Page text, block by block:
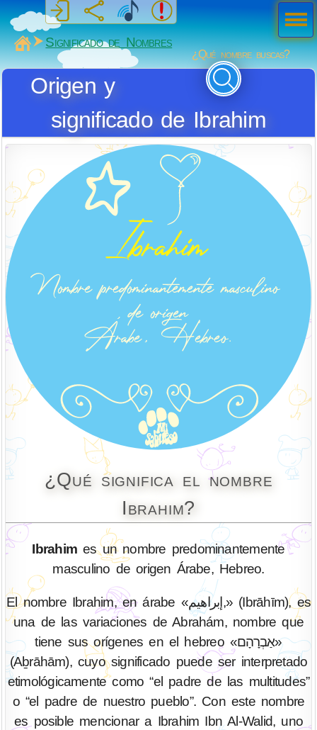
MiSabueso
Significado de Nombres
¿Qué nombre buscas?
Origen y
significado de Ibrahim
¿Qué significa el nombre
Ibrahim?
Ibrahim es un nombre predominantemente
masculino de origen Árabe, Hebreo.
El nombre Ibrahim, en árabe «إبراهيم,» (Ibrāhīm), es
una de las variaciones de Abrahám, nombre que
tiene sus orígenes en el hebreo «אַבְרָהָם»
(Aḇrāhām), cuyo significado puede ser interpretado
etimológicamente como “el padre de las multitudes”
o “el padre de nuestro pueblo”. Con este nombre
es posible mencionar a Ibrahim Ibn Al-Walid, uno
Men
ú